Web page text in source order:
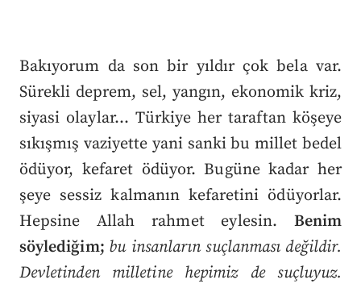
Bakıyorum da son bir yıldır çok bela var.
Sürekli deprem, sel, yangın, ekonomik kriz,
siyasi olaylar... Türkiye her taraftan köşeye
sıkışmış vaziyette yani sanki bu millet bedel
ödüyor, kefaret ödüyor. Bugüne kadar her
şeye sessiz kalmanın kefaretini ödüyorlar.
Hepsine Allah rahmet eylesin. Benim
söylediğim; bu insanların suçlanması değildir.
Devletinden milletine hepimiz de suçluyuz.